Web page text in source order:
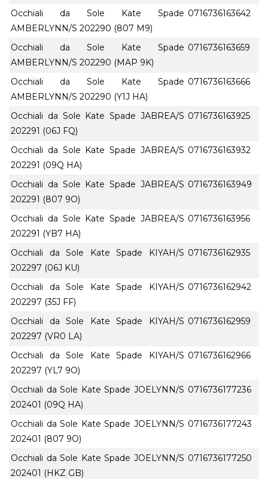
Occhiali da Sole Kate Spade
AMBERLYNN/S 202290 (807 M9)
0716736163642
Occhiali da Sole Kate Spade
AMBERLYNN/S 202290 (MAP 9K)
0716736163659
Occhiali da Sole Kate Spade
AMBERLYNN/S 202290 (Y1J HA)
0716736163666
Occhiali da Sole Kate Spade JABREA/S
202291 (06J FQ)
0716736163925
Occhiali da Sole Kate Spade JABREA/S
202291 (09Q HA)
0716736163932
Occhiali da Sole Kate Spade JABREA/S
202291 (807 9O)
0716736163949
Occhiali da Sole Kate Spade JABREA/S
202291 (YB7 HA)
0716736163956
Occhiali da Sole Kate Spade KIYAH/S
202297 (06J KU)
0716736162935
Occhiali da Sole Kate Spade KIYAH/S
202297 (35J FF)
0716736162942
Occhiali da Sole Kate Spade KIYAH/S
202297 (VR0 LA)
0716736162959
Occhiali da Sole Kate Spade KIYAH/S
202297 (YL7 9O)
0716736162966
Occhiali da Sole Kate Spade JOELYNN/S
202401 (09Q HA)
0716736177236
Occhiali da Sole Kate Spade JOELYNN/S
202401 (807 9O)
0716736177243
Occhiali da Sole Kate Spade JOELYNN/S
202401 (HKZ GB)
0716736177250